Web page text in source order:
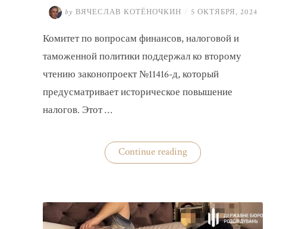
by ВЯЧЕСЛАВ КОТЁНОЧКИН / 5 ОКТЯБРЯ, 2024
Комитет по вопросам финансов, налоговой и
таможенной политики поддержал ко второму
чтению законопроект №11416-д, который
предусматривает историческое повышение
налогов. Этот …
Continue reading«Комитет
ВР
налогов»